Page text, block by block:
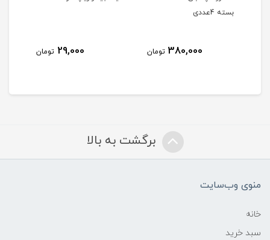
بسته 4عددی
380,000 تومان 29,000 تومان
برگشت به بالا
منوی وب‌سایت
خانه
سبد خرید